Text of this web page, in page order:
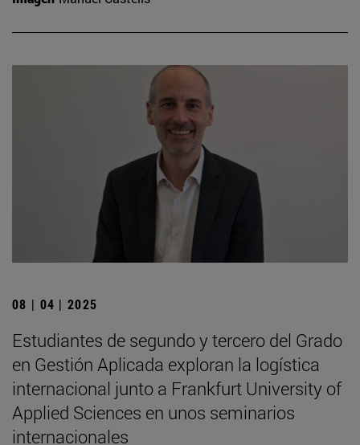
08 | 04 | 2025
Estudiantes de segundo y tercero del Grado
en Gestión Aplicada exploran la logística
internacional junto a Frankfurt University of
Applied Sciences en unos seminarios
internacionales